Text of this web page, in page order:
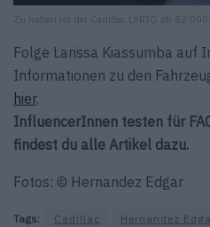
Zu haben ist der Cadillac LYRIQ ab 82’000.–
Folge Larissa Kiassumba auf
Informationen zu den
hier.
InfluencerInnen testen für
findest du alle Artikel dazu.
Fotos: © Hernandez Edgar
Tags: Cadillac Hernandez